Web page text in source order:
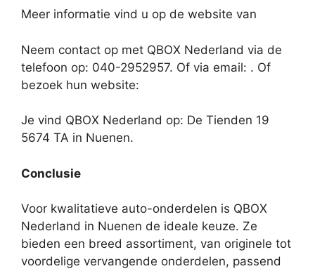
Meer informatie vind u op de website van
Neem contact op met QBOX Nederland via de
telefoon op: 040-2952957. Of via email: . Of
bezoek hun website:
Je vind QBOX Nederland op: De Tienden 19
5674 TA in Nuenen.
Conclusie
Voor kwalitatieve auto-onderdelen is QBOX
Nederland in Nuenen de ideale keuze. Ze
bieden een breed assortiment, van originele tot
voordelige vervangende onderdelen, passend